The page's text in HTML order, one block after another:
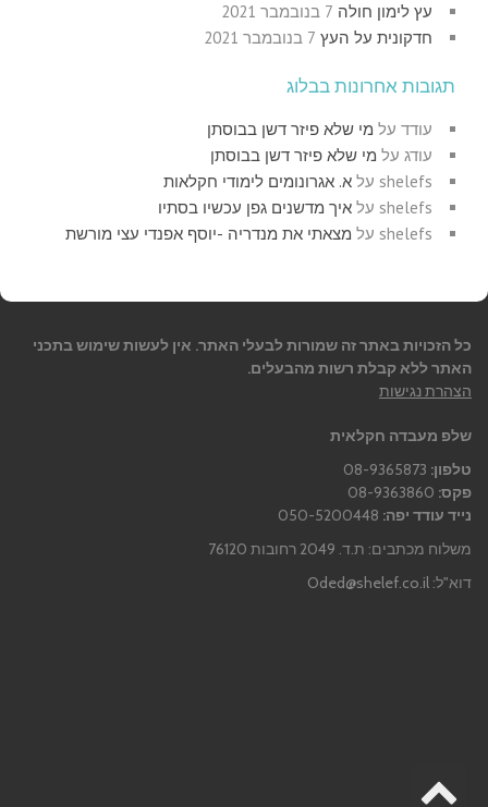
עץ לימון חולה 7 בנובמבר 2021
חדקונית על העץ 7 בנובמבר 2021
תגובות אחרונות בבלוג
עודד על מי שלא פיזר דשן בבוסתן
עודג על מי שלא פיזר דשן בבוסתן
shelefs על א. אגרונומים לימודי חקלאות
shelefs על איך מדשנים גפן עכשיו בסתיו
shelefs על מצאתי את מנדריה -יוסף אפנדי עצי מורשת
כל הזכויות באתר זה שמורות לבעלי האתר. אין לעשות שימוש בתכני
האתר ללא קבלת רשות מהבעלים.
הצהרת נגישות
שלפ מעבדה חקלאית
טלפון:
פקס:
נייד עודד יפה:
משלוח מכתבים: ת.ד. 2049 רחובות 76120
דוא"ל: Oded@shelef.co.il